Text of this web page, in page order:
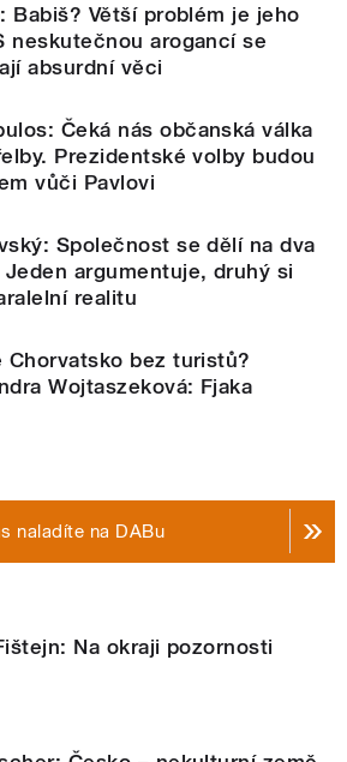
Babiš? Větší problém je jeho
neskutečnou arogancí se
absurdní věci
Čeká nás občanská válka
Prezidentské volby budou
vůči Pavlovi
Společnost se dělí na dva
Jeden argumentuje, druhý si
realitu
Chorvatsko bez turistů?
Wojtaszeková: Fjaka
naladíte na DABu
Na okraji pozornosti